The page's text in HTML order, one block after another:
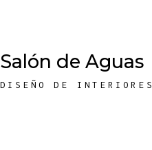
Salón de Aguas
DISEÑO DE INTERIORES